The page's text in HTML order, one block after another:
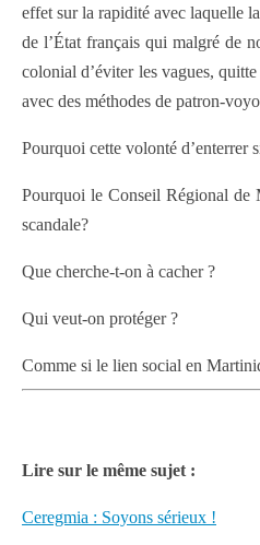
effet sur la rapidité avec laquelle
de l’État français qui malgré de
colonial d’éviter les vagues,
avec des méthodes de patron-
Pourquoi cette volonté d’enterrer
Pourquoi le Conseil Régional de
scandale?
Que cherche-t-on à cacher ?
Qui veut-on protéger ?
Comme si le lien social en
Lire sur le même sujet :
Ceregmia : Soyons sérieux !